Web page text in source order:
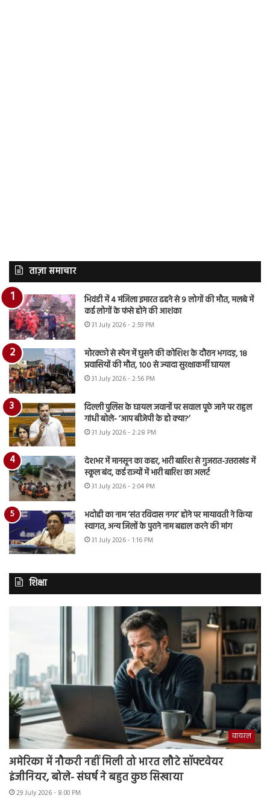
ताज़ा समाचार
भिवंडी में 4 मंजिला इमारत ढहने से 9 लोगों की मौत, मलबे में
कई लोगों के फंसे होने की आशंका
31 July 2026 - 2:59 PM
मोरक्को से स्पेन में घुसने की कोशिश के दौरान भगदड़, 18
प्रवासियों की मौत, 100 से ज्यादा सुरक्षाकर्मी घायल
31 July 2026 - 2:56 PM
दिल्ली पुलिस के घायल जवानों पर सवाल पूछे जाने पर राहुल
गांधी बोले- ‘आप बीजेपी के हो क्या?’
31 July 2026 - 2:28 PM
देशभर में मानसून का कहर, भारी बारिश से गुजरात-उत्तराखंड में
स्कूल बंद, कई राज्यों में भारी बारिश का अलर्ट
31 July 2026 - 2:04 PM
भदोही का नाम ‘संत रविदास नगर’ होने पर मायावती ने किया
स्वागत, अन्य जिलों के पुराने नाम बहाल करने की मांग
31 July 2026 - 1:16 PM
शिक्षा
वायरल
अमेरिका में नौकरी नहीं मिली तो भारत लौटे सॉफ्टवेयर
इंजीनियर, बोले- संघर्ष ने बहुत कुछ सिखाया
29 July 2026 - 8:00 PM